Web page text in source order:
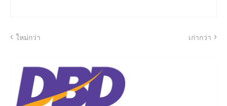
ใหม่กว่า เก่ากว่า